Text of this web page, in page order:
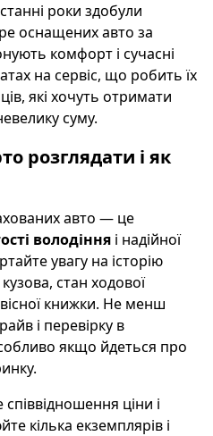
роки здобули
оснащених авто за
комфорт і сучасні
на сервіс, що робить їх
які хочуть отримати
суму.
розглядати і як
авто — це
володіння і надійної
увагу на історію
стан ходової
книжки. Не менш
і перевірку в
якщо йдеться про
ціни і
кілька екземплярів і